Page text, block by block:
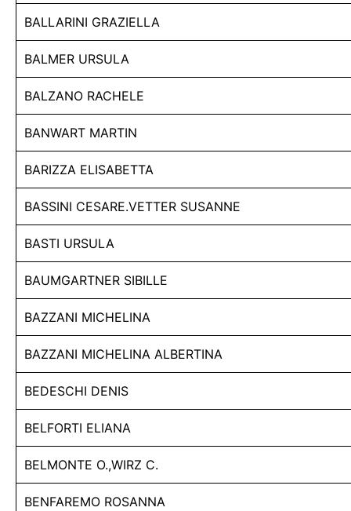
BALLARINI GRAZIELLA
BALMER URSULA
BALZANO RACHELE
BANWART MARTIN
BARIZZA ELISABETTA
BASSINI CESARE.VETTER SUSANNE
BASTI URSULA
BAUMGARTNER SIBILLE
BAZZANI MICHELINA
BAZZANI MICHELINA ALBERTINA
BEDESCHI DENIS
BELFORTI ELIANA
BELMONTE O.,WIRZ C.
BENFAREMO ROSANNA